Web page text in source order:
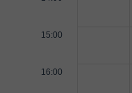
15:00
16:00